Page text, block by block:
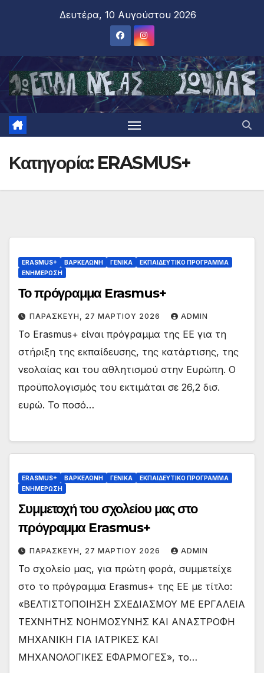
Δευτέρα, 10 Αυγούστου 2026
Κατηγορία: ERASMUS+
ERASMUS+ ΒΑΡΚΕΛΩΝΗ ΓΕΝΙΚΑ
ΕΚΠΑΙΔΕΥΤΙΚΟ ΠΡΟΓΡΑΜΜΑ
ΕΝΗΜΕΡΩΣΗ
Το πρόγραμμα Erasmus+
ΠΑΡΑΣΚΕΥΉ, 27 ΜΑΡΤΊΟΥ 2026 ADMIN
Το Erasmus+ είναι πρόγραμμα της ΕΕ για τη
στήριξη της εκπαίδευσης, της κατάρτισης, της
νεολαίας και του αθλητισμού στην Ευρώπη. Ο
προϋπολογισμός του εκτιμάται σε 26,2 δισ.
ευρώ. Το ποσό…
ERASMUS+ ΒΑΡΚΕΛΩΝΗ ΓΕΝΙΚΑ
ΕΚΠΑΙΔΕΥΤΙΚΟ ΠΡΟΓΡΑΜΜΑ
ΕΝΗΜΕΡΩΣΗ
Συμμετοχή του σχολείου μας στο
πρόγραμμα Erasmus+
ΠΑΡΑΣΚΕΥΉ, 27 ΜΑΡΤΊΟΥ 2026 ADMIN
To σχολείο μας, για πρώτη φορά, συμμετείχε
στο το πρόγραμμα Erasmus+ της ΕΕ με τίτλο:
«ΒΕΛΤΙΣΤΟΠΟΙΗΣΗ ΣΧΕΔΙΑΣΜΟΥ ΜΕ ΕΡΓΑΛΕΙΑ
ΤΕΧΝΗΤΗΣ ΝΟΗΜΟΣΥΝΗΣ ΚΑΙ ΑΝΑΣΤΡΟΦΗ
ΜΗΧΑΝΙΚΗ ΓΙΑ ΙΑΤΡΙΚΕΣ ΚΑΙ
ΜΗΧΑΝΟΛΟΓΙΚΕΣ ΕΦΑΡΜΟΓΕΣ», το…